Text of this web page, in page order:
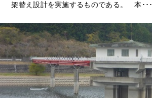
架替え設計を実施するものである。 本･･･